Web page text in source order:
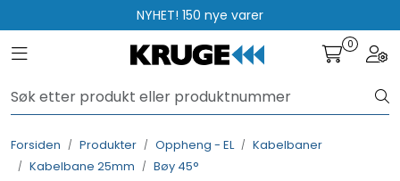
Skip to main contentNYHET! 150 nye varer
Toggle navigation 0
Forsiden Produkter Oppheng - EL
Kabelbaner
Kabelbane 25mm
Bøy 45°
Rådgivning